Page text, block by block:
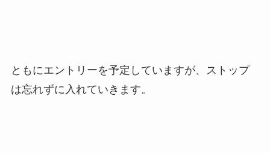
ともにエントリーを予定していますが、ストップ
は忘れずに入れていきます。